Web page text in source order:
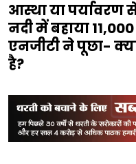
आस्था या पर्यावरण
नदी में बहाया
एनजीटी ने पूछा-
है?